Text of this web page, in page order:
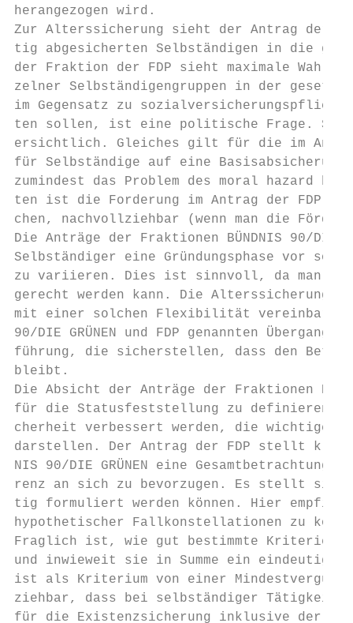
herangezogen wird.
Zur Alterssicherung sieht der Antrag der
tig abgesicherten Selbständigen in die
der Fraktion der FDP sieht maximale
zelner Selbständigengruppen in der
im Gegensatz zu
ten sollen, ist eine politische Frage.
ersichtlich. Gleiches gilt für die im Antrag
für Selbständige auf eine Basisabsicherung
zumindest das Problem des moral hazard
ten ist die Forderung im Antrag der FDP,
chen, nachvollziehbar (wenn man die
Die Anträge der Fraktionen BÜNDNIS 90/DIE
Selbständiger eine Gründungsphase vor
zu variieren. Dies ist sinnvoll, da man so
gerecht werden kann. Die
mit einer solchen Flexibilität vereinbar.
90/DIE GRÜNEN und FDP genannten
führung, die sicherstellen, dass den
bleibt.
Die Absicht der Anträge der Fraktionen
für die Statusfeststellung zu definieren,
cherheit verbessert werden, die wichtige
darstellen. Der Antrag der FDP stellt
NIS 90/DIE GRÜNEN eine
renz an sich zu bevorzugen. Es stellt
tig formuliert werden können. Hier
hypothetischer Fallkonstellationen zu
Fraglich ist, wie gut bestimmte Kriterien
und inwieweit sie in Summe ein
ist als Kriterium von einer
ziehbar, dass bei selbständiger Tätigkeit
für die Existenzsicherung inklusive der